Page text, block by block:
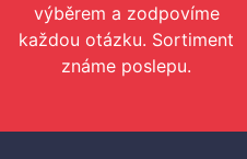
výběrem a zodpovíme
každou otázku. Sortiment
známe poslepu.